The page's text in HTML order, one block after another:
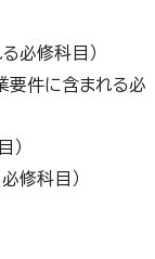
必修科目）
要件に含まれる必
）
修科目）